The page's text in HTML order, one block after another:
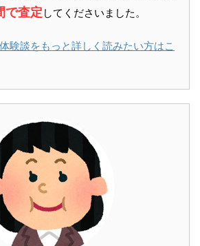
で査定 してくださいました。
験談をもっと詳しく読みたい方はこ